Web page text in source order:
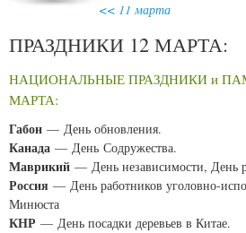
<< 11 марта
ПРАЗДНИКИ 12 МАРТА:
НАЦИОНАЛЬНЫЕ ПРАЗДНИКИ и
МАРТА:
Габон — День обновления.
Канада — День Содружества.
Маврикий — День независимости, День
Россия — День работников уголовно-
Минюста
КНР — День посадки деревьев в Китае.